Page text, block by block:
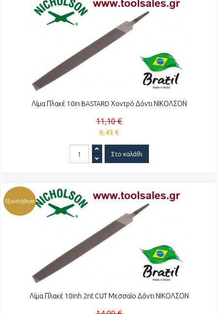
Λίμα Πλακέ 10in BASTARD Χοντρό Δόντι ΝΙΚΟΛΣΟΝ
11,10 €
9,43 €
Εξαντλήθηκε
Λίμα Πλακέ 10inh 2nt CUT Μεσσαίο Δόντι ΝΙΚΟΛΣΟΝ